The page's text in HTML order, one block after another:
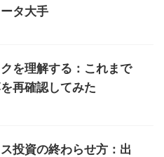
タ大手
を理解する：これまで
再確認してみた
投資の終わらせ方：出